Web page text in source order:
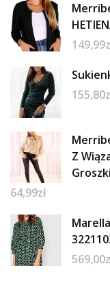
149,99
155,80
Z
Groszki
64,99zł
569,00